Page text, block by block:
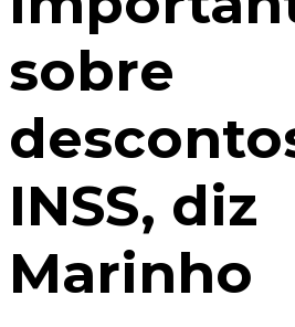
sobre
INSS, diz
Marinho